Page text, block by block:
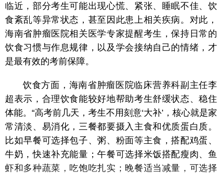
临近，部分考生可能出现心慌、紧张、睡眠不佳、饮
食紊乱等异常状态，甚至因此患上相关疾病。对此，
海南省肿瘤医院相关医学专家提醒考生，保持日常的
饮食习惯与作息规律，以及学会接纳自己的情绪，才
是最有效的考前保障。
饮食方面，海南省肿瘤医院临床营养科副主任李
超表示，合理饮食能较好地帮助考生舒缓状态、稳住
体能。“高考前几天，考生不用刻意‘大补’，核心就是家
常清淡、易消化，三餐都要摄入主食和优质蛋白质。
比如早餐可选择包子、粥、粉面等主食，搭配鸡蛋、
牛奶，快速补充能量；午餐可选择米饭搭配瘦肉、鱼
虾和多种蔬菜，吃饱吃扎实；晚餐适当减量，可选择